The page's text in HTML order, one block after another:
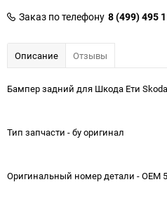
Заказ по телефону 8 (499) 495
Описание Отзывы
Бампер задний для Шкода Ети
Тип запчасти - бу оригинал
Оригинальный номер детали - OEM